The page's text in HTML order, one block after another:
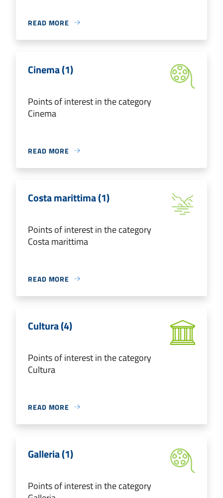
READ MORE
Cinema (1)
Points of interest in the category
Cinema
READ MORE
Costa marittima (1)
Points of interest in the category
Costa marittima
READ MORE
Cultura (4)
Points of interest in the category
Cultura
READ MORE
Galleria (1)
Points of interest in the category